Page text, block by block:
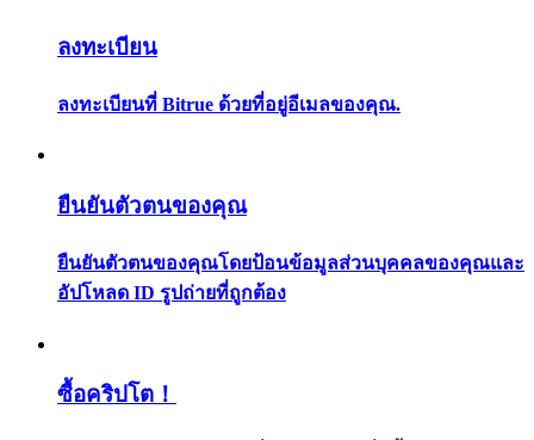
คู่มือเริ่มต้นฟิวเจอร์ส
กลยุทธ์การซื้อขาย
ลงทะเบียน
ลงทะเบียนที่ Bitrue ด้วยที่อยู่อีเมลของคุณ.
ยืนยันตัวตนของคุณ
ยืนยันตัวตนของคุณโดยป้อนข้อมูลส่วนบุคคลของคุณและ
อัปโหลด ID รูปถ่ายที่ถูกต้อง
ซื้อคริปโต！